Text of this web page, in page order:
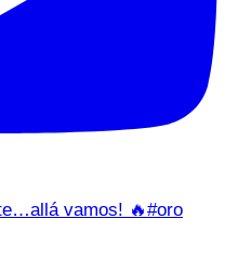
vamos! 🔥#oro